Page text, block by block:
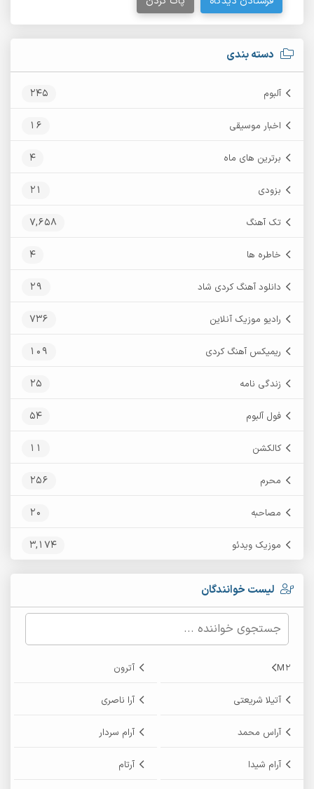
دسته بندی
آلبوم 245
اخبار موسیقی 16
برترین های ماه 4
بزودی 21
تک آهنگ 7,658
خاطره ها 4
دانلود آهنگ کردی شاد 29
رادیو موزیک آنلاین 736
ریمیکس آهنگ کردی 109
زندگی نامه 25
فول آلبوم 54
کالکشن 11
محرم 256
مصاحبه 20
موزیک ویدئو 3,174
لیست خوانندگان
M2 آترون
آتیلا شریعتی آرا ناصری
آراس محمد آرام سردار
آرام شیدا آرتام